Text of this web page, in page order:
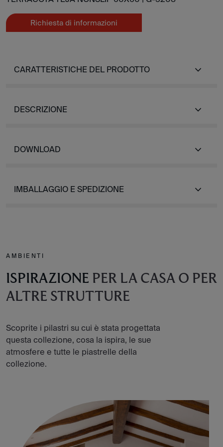
Richiesta di informazioni
CARATTERISTICHE DEL PRODOTTO
DESCRIZIONE
DOWNLOAD
IMBALLAGGIO E SPEDIZIONE
AMBIENTI
ISPIRAZIONE PER LA CASA O PER
ALTRE STRUTTURE
Scoprite i pilastri su cui è stata progettata
questa collezione, cosa la ispira, le sue
atmosfere e tutte le piastrelle della
collezione.